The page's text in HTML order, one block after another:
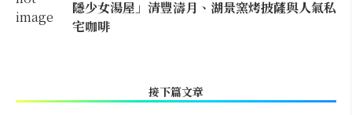
隱少女湯屋」清豐濤月、湖景窯烤披薩與人氣私
宅咖啡
接下篇文章